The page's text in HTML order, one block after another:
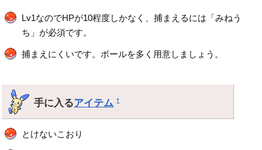
Lv1なのでHPが10程度しかなく、捕まえるには「みねう
ち」が必須です。
捕まえにくいです。ボールを多く用意しましょう。
手に入るアイテム †
とけないこおり